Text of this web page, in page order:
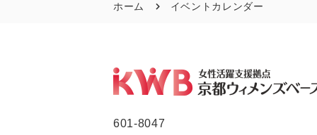
ホーム イベントカレンダー
601-8047